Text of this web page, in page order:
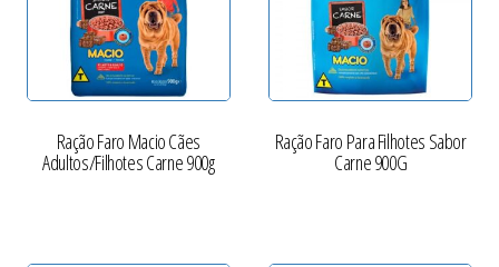
Ração Faro Macio Cães
Adultos/Filhotes Carne 900g
Ração Faro Para Filhotes Sabor
Carne 900G